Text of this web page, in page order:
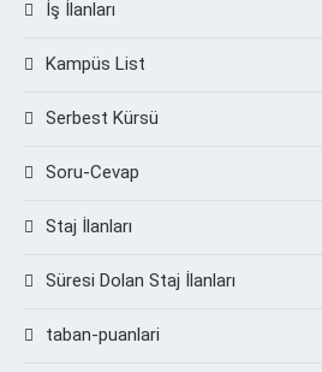
İş İlanları
Kampüs List
Serbest Kürsü
Soru-Cevap
Staj İlanları
Süresi Dolan Staj İlanları
taban-puanlari